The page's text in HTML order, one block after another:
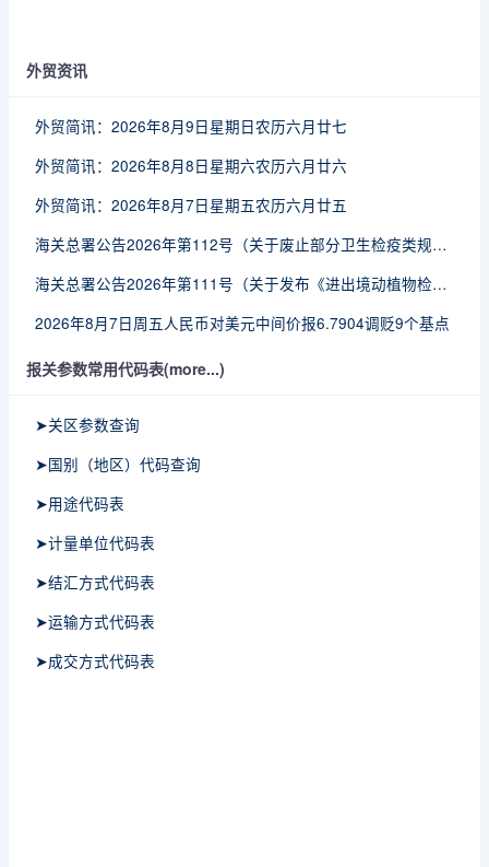
外贸资讯
外贸简讯：2026年8月9日星期日农历六月廿七
外贸简讯：2026年8月8日星期六农历六月廿六
外贸简讯：2026年8月7日星期五农历六月廿五
海关总署公告2026年第112号（关于废止部分卫生检疫类规范性文件的公告）
海关总署公告2026年第111号（关于发布《进出境动植物检疫处理监督管理工作规定》《进出境卫生处理监督管理工作规定》的公告）
2026年8月7日周五人民币对美元中间价报6.7904调贬9个基点
报关参数常用代码表(more...)
➤关区参数查询
➤国别（地区）代码查询
➤用途代码表
➤计量单位代码表
➤结汇方式代码表
➤运输方式代码表
➤成交方式代码表